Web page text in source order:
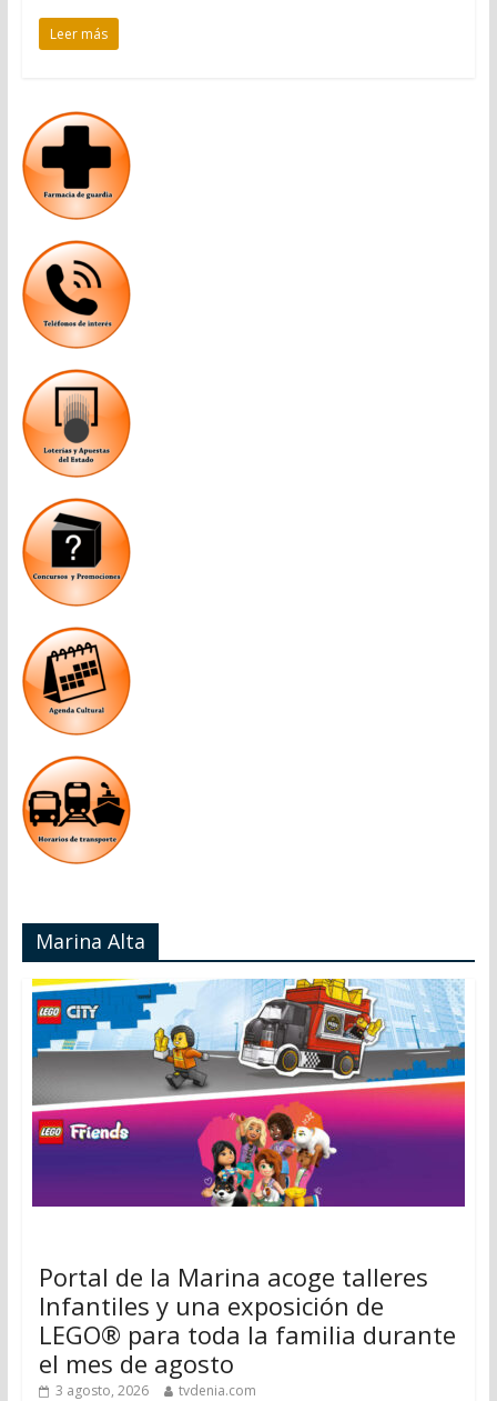
Leer más
Marina Alta
Portal de la Marina acoge talleres
Infantiles y una exposición de
LEGO® para toda la familia durante
el mes de agosto
3 agosto, 2026 tvdenia.com